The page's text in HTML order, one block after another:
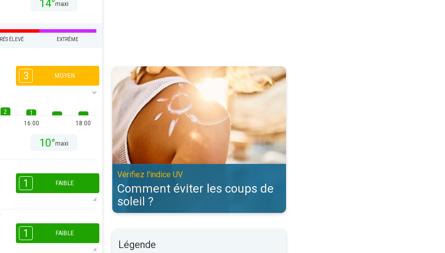
14°maxi
ÉLEVÉ EXTRÊME
3 MOYEN
2
1
16:00
18:00
10°maxi
1 FAIBLE
16:00
9°
1 FAIBLE
Comment éviter les coups de soleil ?. Vérifiez l'indice UV. . .
Vérifiez l'indice UV
Comment éviter les coups de
soleil ?
Légende